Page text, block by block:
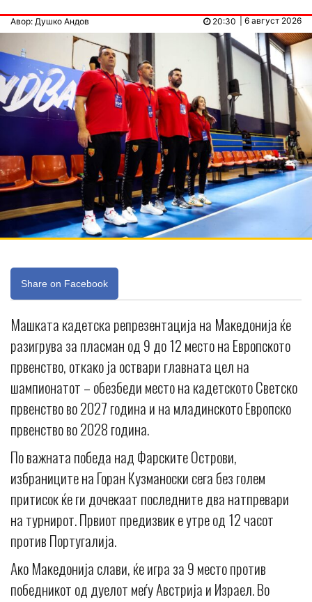
Авор: Душко Андов | 6 август 2026
20:30
Share on Facebook
Машката кадетска репрезентација на Македонија ќе
разигрува за пласман од 9 до 12 место на Европското
првенство, откако ја оствари главната цел на
шампионатот – обезбеди место на кадетското Светско
првенство во 2027 година и на младинското Европско
првенство во 2028 година.
По важната победа над Фарските Острови,
избраниците на Горан Кузманоски сега без голем
притисок ќе ги дочекаат последните два натпревари
на турнирот. Првиот предизвик е утре од 12 часот
против Португалија.
Ако Македонија слави, ќе игра за 9 место против
победникот од дуелот меѓу Австрија и Израел. Во